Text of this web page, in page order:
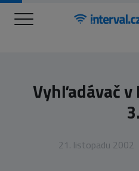
Menu
Vyhľadávač v
3.
21. listopadu 2002